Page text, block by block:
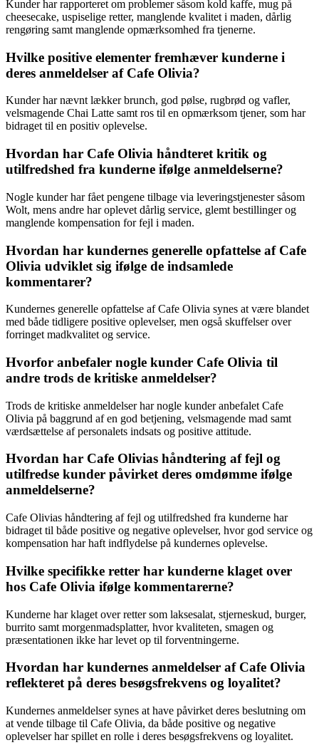
Kunder har rapporteret om problemer såsom kold kaffe, mug på
cheesecake, uspiselige retter, manglende kvalitet i maden, dårlig
rengøring samt manglende opmærksomhed fra tjenerne.
Hvilke positive elementer fremhæver kunderne i
deres anmeldelser af Cafe Olivia?
Kunder har nævnt lækker brunch, god pølse, rugbrød og vafler,
velsmagende Chai Latte samt ros til en opmærksom tjener, som har
bidraget til en positiv oplevelse.
Hvordan har Cafe Olivia håndteret kritik og
utilfredshed fra kunderne ifølge anmeldelserne?
Nogle kunder har fået pengene tilbage via leveringstjenester såsom
Wolt, mens andre har oplevet dårlig service, glemt bestillinger og
manglende kompensation for fejl i maden.
Hvordan har kundernes generelle opfattelse af Cafe
Olivia udviklet sig ifølge de indsamlede
kommentarer?
Kundernes generelle opfattelse af Cafe Olivia synes at være blandet
med både tidligere positive oplevelser, men også skuffelser over
forringet madkvalitet og service.
Hvorfor anbefaler nogle kunder Cafe Olivia til
andre trods de kritiske anmeldelser?
Trods de kritiske anmeldelser har nogle kunder anbefalet Cafe
Olivia på baggrund af en god betjening, velsmagende mad samt
værdsættelse af personalets indsats og positive attitude.
Hvordan har Cafe Olivias håndtering af fejl og
utilfredse kunder påvirket deres omdømme ifølge
anmeldelserne?
Cafe Olivias håndtering af fejl og utilfredshed fra kunderne har
bidraget til både positive og negative oplevelser, hvor god service og
kompensation har haft indflydelse på kundernes oplevelse.
Hvilke specifikke retter har kunderne klaget over
hos Cafe Olivia ifølge kommentarerne?
Kunderne har klaget over retter som laksesalat, stjerneskud, burger,
burrito samt morgenmadsplatter, hvor kvaliteten, smagen og
præsentationen ikke har levet op til forventningerne.
Hvordan har kundernes anmeldelser af Cafe Olivia
reflekteret på deres besøgsfrekvens og loyalitet?
Kundernes anmeldelser synes at have påvirket deres beslutning om
at vende tilbage til Cafe Olivia, da både positive og negative
oplevelser har spillet en rolle i deres besøgsfrekvens og loyalitet.